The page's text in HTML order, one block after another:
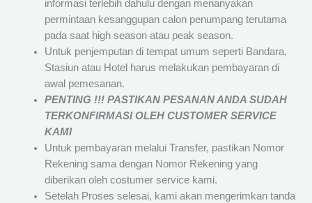
informasi terlebih dahulu dengan menanyakan
permintaan kesanggupan calon penumpang terutama
pada saat high season atau peak season.
Untuk penjemputan di tempat umum seperti Bandara,
Stasiun atau Hotel harus melakukan pembayaran di
awal pemesanan.
PENTING !!! PASTIKAN PESANAN ANDA SUDAH
TERKONFIRMASI OLEH CUSTOMER SERVICE
KAMI
Untuk pembayaran melalui Transfer, pastikan Nomor
Rekening sama dengan Nomor Rekening yang
diberikan oleh costumer service kami.
Setelah Proses selesai, kami akan mengerimkan tanda